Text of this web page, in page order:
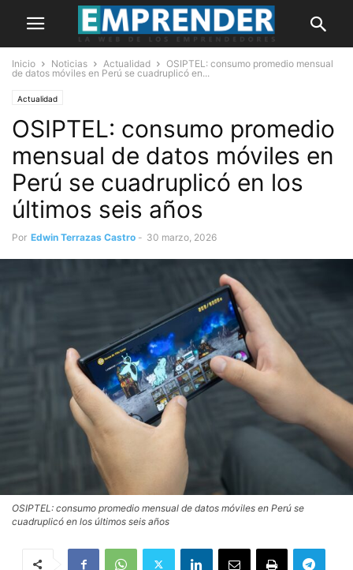
Inicio Noticias Actualidad
OSIPTEL: consumo promedio mensual
de datos móviles en Perú se cuadruplicó en...
Actualidad
OSIPTEL: consumo promedio
mensual de datos móviles en
Perú se cuadruplicó en los
últimos seis años
Por Edwin Terrazas Castro - 30 marzo, 2026
OSIPTEL: consumo promedio mensual de datos móviles en Perú se
cuadruplicó en los últimos seis años